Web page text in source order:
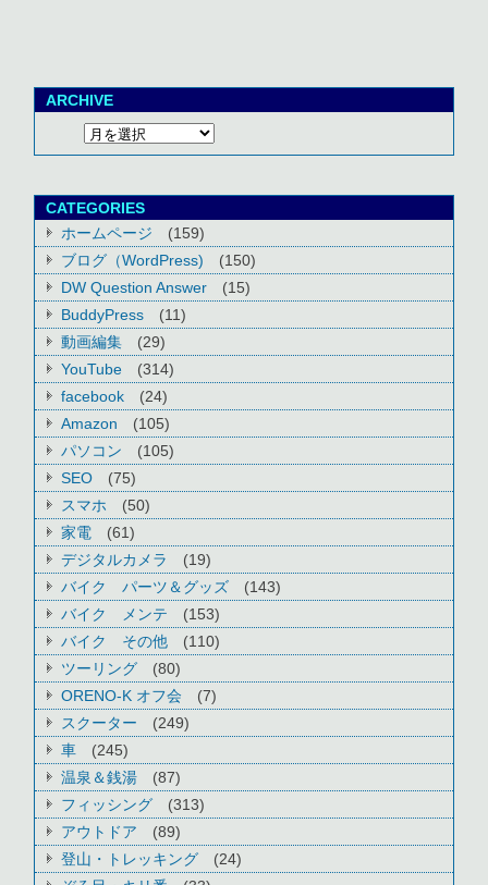
ARCHIVE
CATEGORIES
ホームページ
(159)
ブログ（WordPress)
(150)
DW Question Answer
(15)
BuddyPress
(11)
動画編集
(29)
YouTube
(314)
facebook
(24)
Amazon
(105)
パソコン
(105)
SEO
(75)
スマホ
(50)
家電
(61)
デジタルカメラ
(19)
バイク パーツ＆グッズ
(143)
バイク メンテ
(153)
バイク その他
(110)
ツーリング
(80)
ORENO-K オフ会
(7)
スクーター
(249)
車
(245)
温泉＆銭湯
(87)
フィッシング
(313)
アウトドア
(89)
登山・トレッキング
(24)